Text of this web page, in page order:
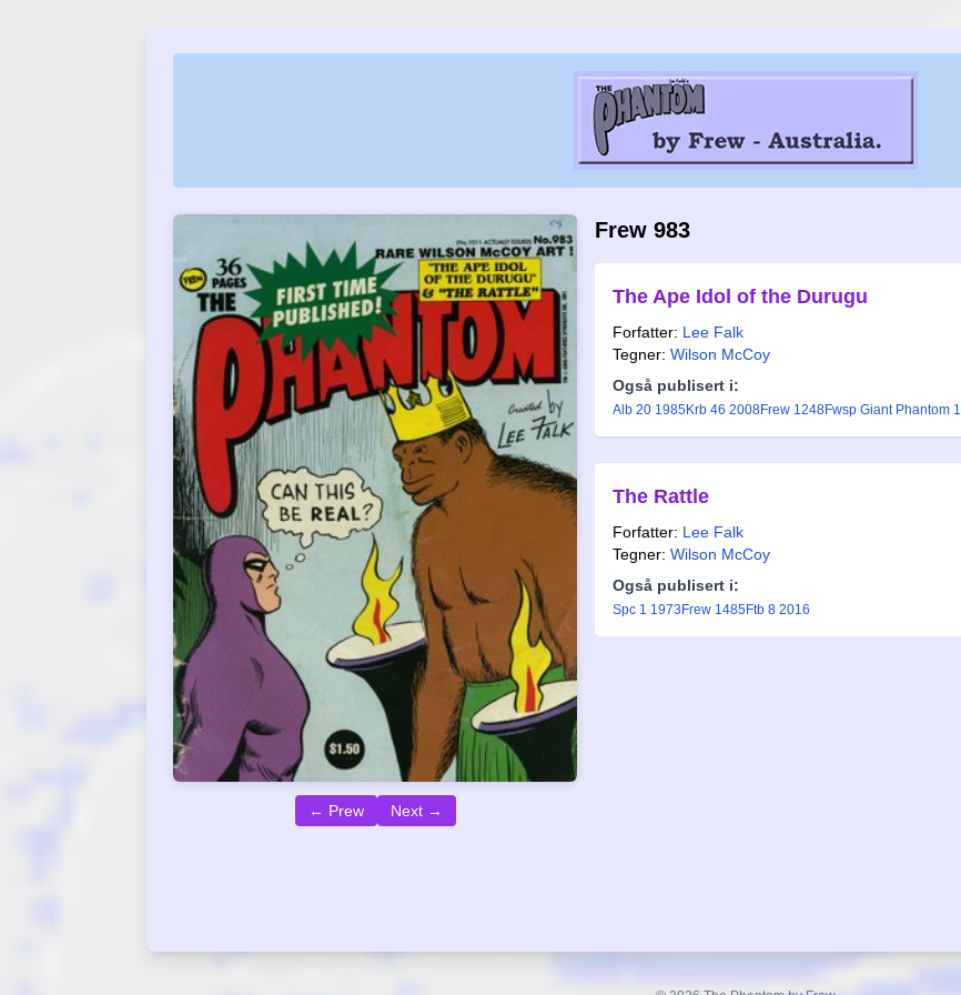
← Prew Next →
Frew 983
The Ape Idol of the Durugu
Forfatter: Lee Falk
Tegner: Wilson McCoy
Også publisert i:
Alb 20 1985Krb 46 2008Frew 1248Fwsp Giant Phantom 1
The Rattle
Forfatter: Lee Falk
Tegner: Wilson McCoy
Også publisert i:
Spc 1 1973 Frew 1485Ftb 8 2016